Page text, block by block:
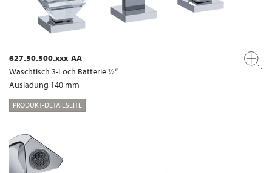
627.30.300.xxx-AA
Waschtisch 3-Loch Batterie ½“
Ausladung 140 mm
PRODUKT-DETAILSEITE